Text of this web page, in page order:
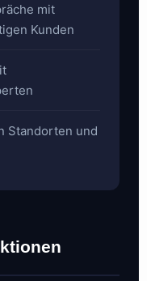
mit
Kunden
Standorten und